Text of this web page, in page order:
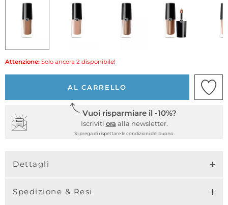
Attenzione: Solo ancora 2 disponibile!
AL CARRELLO
Vuoi risparmiare il -10%?
Iscriviti ora alla newsletter.
Si prega di rispettare le condizioni del buono.
Dettagli
Spedizione & Resi